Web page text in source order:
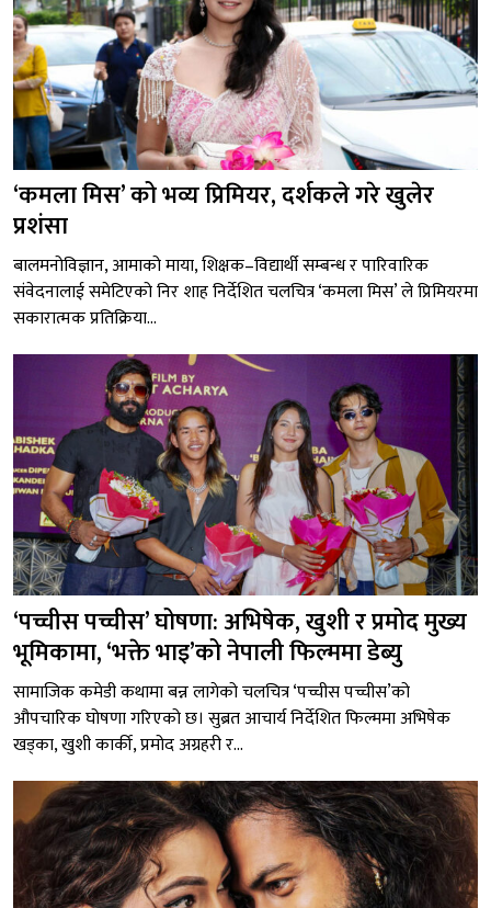
‘कमला मिस’ को भव्य प्रिमियर, दर्शकले गरे खुलेर
प्रशंसा
बालमनोविज्ञान, आमाको माया, शिक्षक–विद्यार्थी सम्बन्ध र पारिवारिक
संवेदनालाई समेटिएको निर शाह निर्देशित चलचित्र ‘कमला मिस’ ले प्रिमियरमा
सकारात्मक प्रतिक्रिया...
‘पच्चीस पच्चीस’ घोषणा: अभिषेक, खुशी र प्रमोद मुख्य
भूमिकामा, ‘भक्ते भाइ’को नेपाली फिल्ममा डेब्यु
सामाजिक कमेडी कथामा बन्न लागेको चलचित्र ‘पच्चीस पच्चीस’को
औपचारिक घोषणा गरिएको छ। सुब्रत आचार्य निर्देशित फिल्ममा अभिषेक
खड्का, खुशी कार्की, प्रमोद अग्रहरी र...